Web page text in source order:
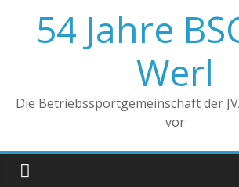
springen54 Jahre
Werl
Die Betriebssportgemeinschaft der
vor